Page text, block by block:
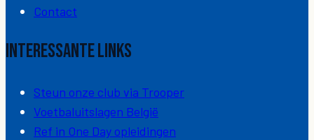
Contact
Interessante links
Steun onze club via Trooper
Voetbaluitslagen België
Ref in One Day opleidingen